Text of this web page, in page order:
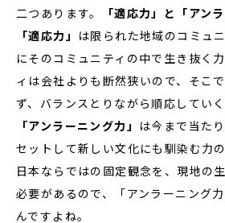
二つあります。
「適応力」と「アン
「適応力」 は限られた地域のコミュ
にそのコミュニティの中で生き抜く
ィは会社よりも断然狭いので、そこ
ず、バランスとりながら順応してい
「アンラーニング力」 は今まで当た
セットして新しい文化にも馴染む力
日本ならではの固定観念を、現地の
必要があるので、「アンラーニング
んですよね。